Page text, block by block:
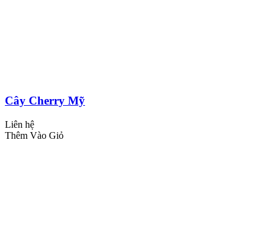
Cây Cherry Mỹ
Liên hệ
Thêm Vào Giỏ